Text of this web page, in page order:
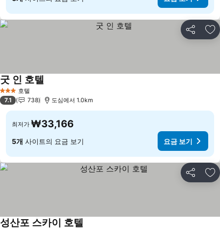
공유 즐
3 성급 호텔
굿 인 호텔
7.1 738 도심에서 1.0km
최저가 ₩33,166
5개 사이트의 요금 보기 요금 보기
공유 즐
성산포 스카이 호텔